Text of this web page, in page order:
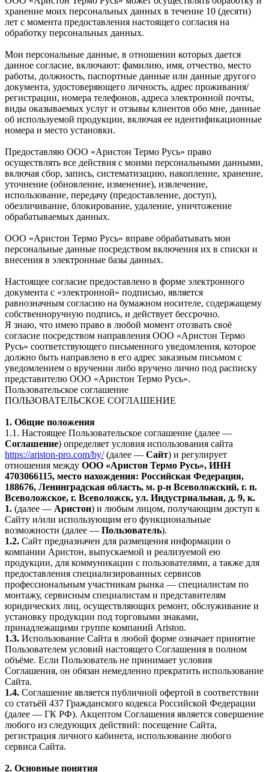
хранение моих персональных данных в течение 10 (десяти)
лет с момента предоставления настоящего согласия на
обработку персональных данных.
Мои персональные данные, в отношении которых дается
данное согласие, включают: фамилию, имя, отчество, место
работы, должность, паспортные данные или данные другого
документа, удостоверяющего личность, адрес проживания/
регистрации, номера телефонов, адреса электронной почты,
виды оказываемых услуг и отзывы клиентов обо мне, данные
об используемой продукции, включая ее идентификационные
номера и место установки.
Предоставляю ООО «Аристон Термо Русь» право
осуществлять все действия с моими персональными данными,
включая сбор, запись, систематизацию, накопление, хранение,
уточнение (обновление, изменение), извлечение,
использование, передачу (предоставление, доступ),
обезличивание, блокирование, удаление, уничтожение
обрабатываемых данных.
ООО «Аристон Термо Русь» вправе обрабатывать мои
персональные данные посредством включения их в списки и
внесения в электронные базы данных.
Настоящее согласие предоставлено в форме электронного
документа с «электронной» подписью, является
равнозначным согласию на бумажном носителе, содержащему
собственноручную подпись, и действует бессрочно.
Я знаю, что имею право в любой момент отозвать своё
согласие посредством направления ООО «Аристон Термо
Русь» соответствующего письменного уведомления, которое
должно быть направлено в его адрес заказным письмом с
уведомлением о вручении либо вручено лично под расписку
представителю ООО «Аристон Термо Русь».
Пользовательское соглашение
ПОЛЬЗОВАТЕЛЬСКОЕ СОГЛАШЕНИЕ
1. Общие положения
1.1. Настоящее Пользовательское соглашение (далее —
Соглашение) определяет условия использования сайта
https://ariston-pro.com/by/(далее — Сайт) и регулирует
отношения между ООО «Аристон Термо Русь», ИНН
4703066115, место нахождения: Российская Федерация,
188676, Ленинградская область, м. р-н Всеволожский, г. п.
Всеволожское, г. Всеволожск, ул. Индустриальная, д. 9, к.
1. (далее — Аристон) и любым лицом, получающим доступ к
Сайту и/или использующим его функциональные
возможности (далее — Пользователь).
1.2. Сайт предназначен для размещения информации о
компании Аристон, выпускаемой и реализуемой ею
продукции, для коммуникации с пользователями, а также для
предоставления специализированных сервисов
профессиональным участникам рынка — специалистам по
монтажу, сервисным специалистам и представителям
юридических лиц, осуществляющих ремонт, обслуживание и
установку продукции под торговыми знаками,
принадлежащими группе компаний Ariston.
1.3. Использование Сайта в любой форме означает принятие
Пользователем условий настоящего Соглашения в полном
объёме. Если Пользователь не принимает условия
Соглашения, он обязан немедленно прекратить использование
Сайта.
1.4. Соглашение является публичной офертой в соответствии
со статьёй 437 Гражданского кодекса Российской Федерации
(далее — ГК РФ). Акцептом Соглашения является совершение
любого из следующих действий: посещение Сайта,
регистрация личного кабинета, использование любого
сервиса Сайта.
2. Основные понятия